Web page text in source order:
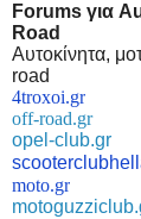
Forums για
Road
Αυτοκίνητα,
road
4troxoi.gr
off-road.gr
opel-club.gr
moto.gr